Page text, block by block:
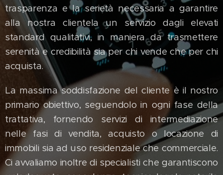
trasparenza e la serietà necessaria a garantire
alla nostra clientela un servizio dagli elevati
standard qualitativi, in maniera da trasmettere
serenità e credibilità sia per chi vende che per chi
acquista.
La massima soddisfazione del cliente è il nostro
primario obiettivo, seguendolo in ogni fase della
trattativa, fornendo servizi di intermediazione
nelle fasi di vendita, acquisto o locazione di
immobili sia ad uso residenziale che commerciale.
Ci avvaliamo inoltre di specialisti che garantiscono